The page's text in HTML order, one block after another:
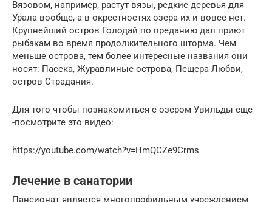
Вязовом, например, растут вязы, редкие деревья для
Урала вообще, а в окрестностях озера их и вовсе нет.
Крупнейший остров Голодай по преданию дал приют
рыбакам во время продолжительного шторма. Чем
меньше острова, тем более интересные названия они
носят: Пасека, Журавлиные острова, Пещера Любви,
остров Страдания.
Для того чтобы познакомиться с озером Увильды еще
-посмотрите это видео:
https://youtube.com/watch?v=HmQCZe9Crms
Лечение в санатории
Пансионат является многопрофильным учреждением